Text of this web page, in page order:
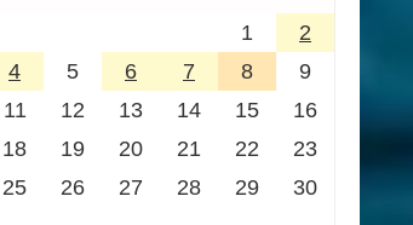
1
2
4 5 6 7 8
9
11 12 13 14 15
16
18 19 20 21 22
23
25 26 27 28 29
30